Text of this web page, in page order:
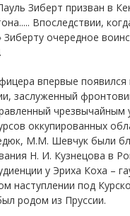
Зиберт призван в
Впоследствии,
очередное
впервые
заслуженный
оккупированных
М.М. Шевчук были
Н. И. Кузнецова в
у Эриха Коха –
под
родом из Пруссии.